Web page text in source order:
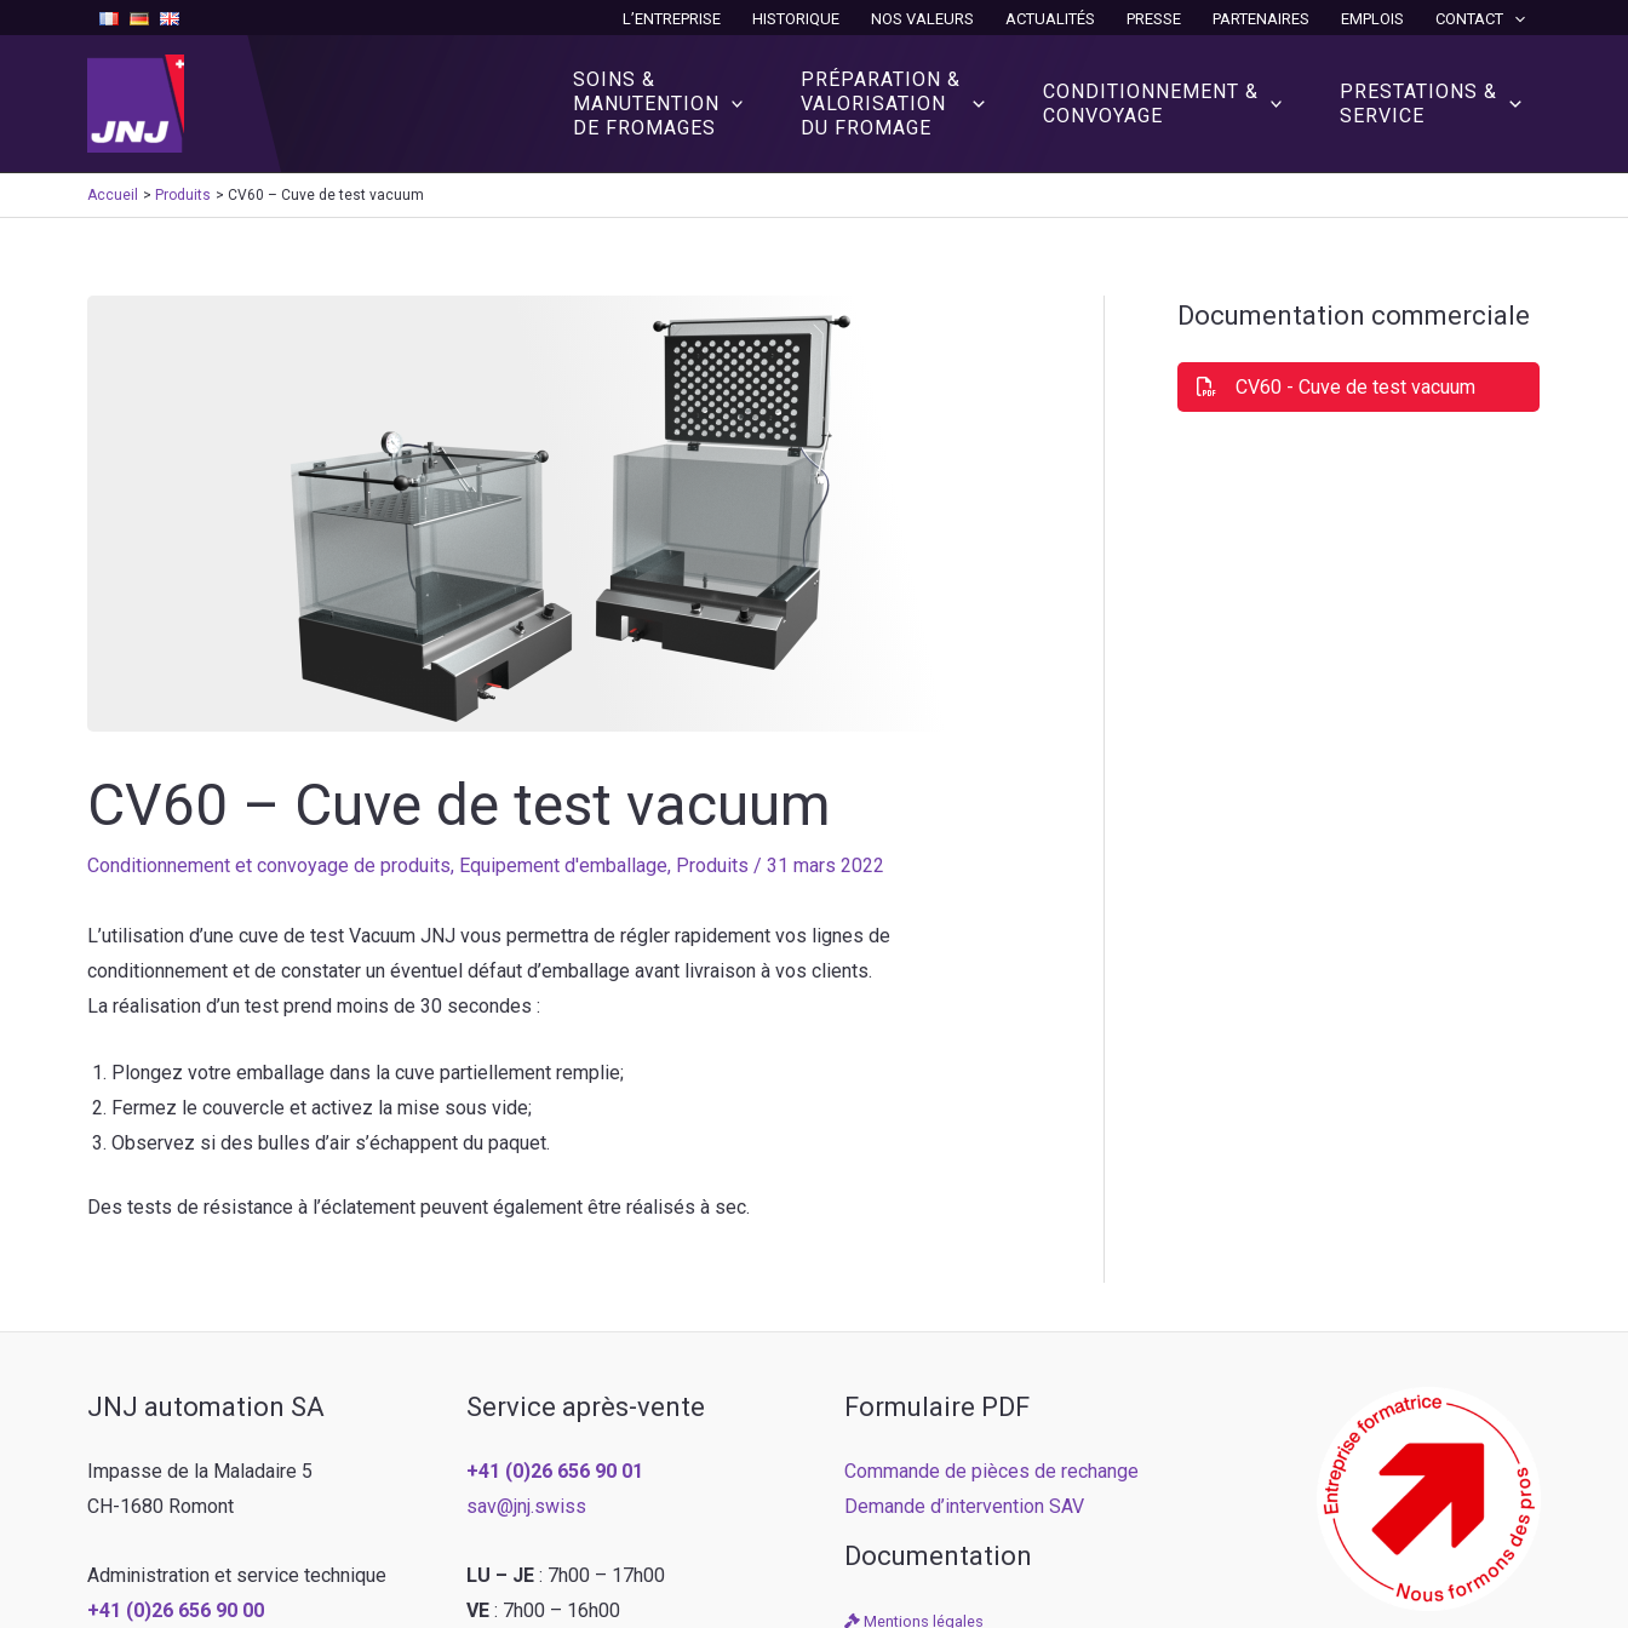
L’ENTREPRISE HISTORIQUE NOS VALEURS ACTUALITÉS PRESSE PARTENAIRES EMPLOIS CONTACT
SOINS &
MANUTENTION
DE FROMAGES
PRÉPARATION &
VALORISATION
DU FROMAGE
CONDITIONNEMENT &
CONVOYAGE
PRESTATIONS &
SERVICE
Accueil Produits CV60 – Cuve de test vacuum
CV60 – Cuve de test vacuum
Conditionnement et convoyage de produits, Equipement d'emballage, Produits / 31 mars 2022
L’utilisation d’une cuve de test Vacuum JNJ vous permettra de régler rapidement vos lignes de
conditionnement et de constater un éventuel défaut d’emballage avant livraison à vos clients.
La réalisation d’un test prend moins de 30 secondes :
Plongez votre emballage dans la cuve partiellement remplie;
Fermez le couvercle et activez la mise sous vide;
Observez si des bulles d’air s’échappent du paquet.
Des tests de résistance à l’éclatement peuvent également être réalisés à sec.
Documentation commerciale
CV60 - Cuve de test vacuum
JNJ automation SA
Impasse de la Maladaire 5
CH-1680 Romont
Administration et service technique
+41 (0)26 656 90 00
Service après-vente
+41 (0)26 656 90 01
sav@jnj.swiss
LU – JE: 7h00 – 17h00
VE: 7h00 – 16h00
Formulaire PDF
Commande de pièces de rechange
Demande d’intervention SAV
Documentation
Mentions légales